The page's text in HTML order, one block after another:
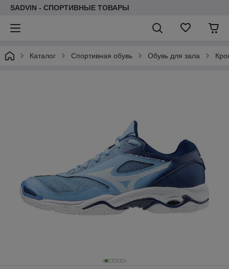
SADVIN - СПОРТИВНЫЕ ТОВАРЫ
Каталог Спортивная обувь Обувь для зала